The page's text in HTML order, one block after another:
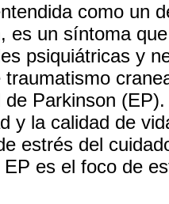
como un
es un síntoma
psiquiátricas y
traumatismo
de Parkinson
y la calidad de
estrés del
es el foco de